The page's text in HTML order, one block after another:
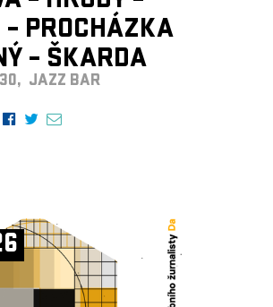
PROCHÁZKA
– ŠKARDA
JAZZ BAR